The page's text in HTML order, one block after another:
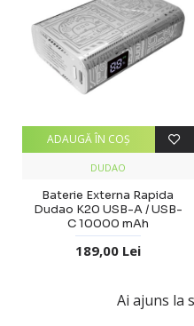
DUDAO
Baterie Externa Rapida
Dudao K20 USB-A / USB-
C 10000 mAh
189,00 Lei
ADAUGĂ ÎN COŞ
Ai ajuns la